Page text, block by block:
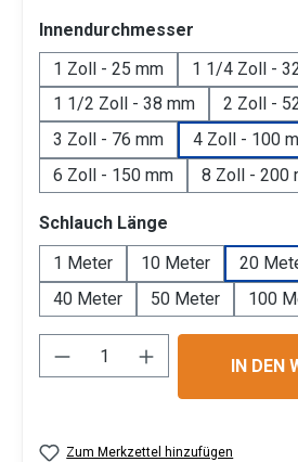
Innendurchmesser
1 Zoll - 25 mm
1 1/4 Zoll -
1 1/2 Zoll - 38 mm
2 Zoll -
3 Zoll - 76 mm
4 Zoll - 100
6 Zoll - 150 mm
8 Zoll - 200
Schlauch Länge
1 Meter
10 Meter 20
40 Meter
50 Meter 100
Produkt Anzahl: Gib
IN DEN
Zum Merkzettel hinzufügen